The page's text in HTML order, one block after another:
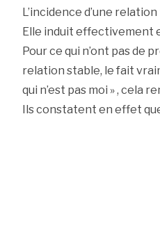
L’incidence d’une
Elle induit effectivement
Pour ce qui n’ont pas de
relation stable, le fait
qui n’est pas moi » , cela
Ils constatent en effet